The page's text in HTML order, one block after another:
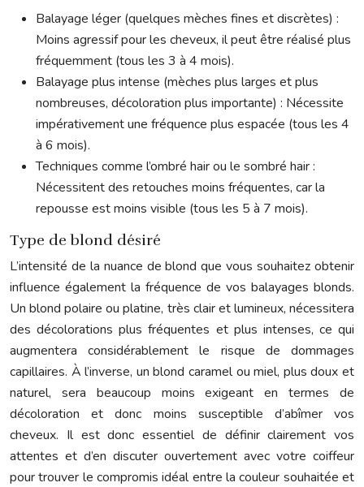
Balayage léger (quelques mèches fines et discrètes) :
Moins agressif pour les cheveux, il peut être réalisé plus
fréquemment (tous les 3 à 4 mois).
Balayage plus intense (mèches plus larges et plus
nombreuses, décoloration plus importante) : Nécessite
impérativement une fréquence plus espacée (tous les 4
à 6 mois).
Techniques comme l’ombré hair ou le sombré hair :
Nécessitent des retouches moins fréquentes, car la
repousse est moins visible (tous les 5 à 7 mois).
Type de blond désiré
L’intensité de la nuance de blond que vous souhaitez obtenir
influence également la fréquence de vos balayages blonds.
Un blond polaire ou platine, très clair et lumineux, nécessitera
des décolorations plus fréquentes et plus intenses, ce qui
augmentera considérablement le risque de dommages
capillaires. À l’inverse, un blond caramel ou miel, plus doux et
naturel, sera beaucoup moins exigeant en termes de
décoloration et donc moins susceptible d’abîmer vos
cheveux. Il est donc essentiel de définir clairement vos
attentes et d’en discuter ouvertement avec votre coiffeur
pour trouver le compromis idéal entre la couleur souhaitée et